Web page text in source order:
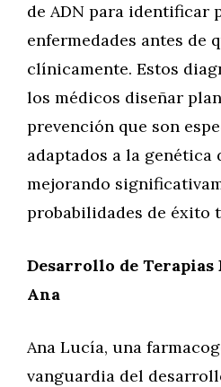
de ADN para identificar
enfermedades antes de
clínicamente. Estos
los médicos diseñar
prevención que son
adaptados a la genética
mejorando
probabilidades de éxito
Desarrollo de Terapias
Ana
Ana Lucía, una
vanguardia del